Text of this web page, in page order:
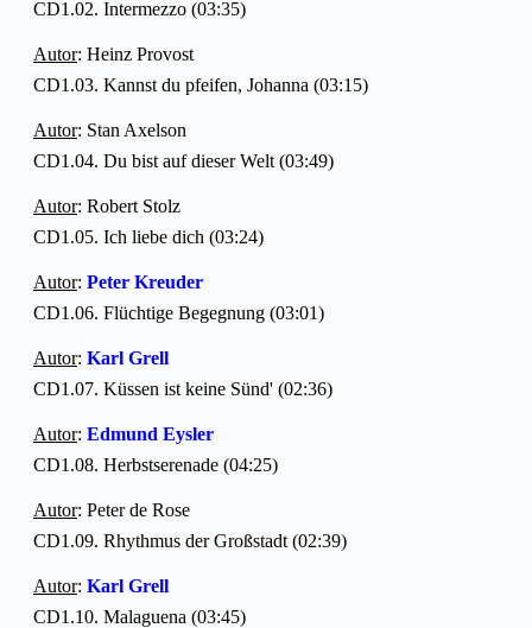
CD1.02. Intermezzo (03:35)
Autor: Heinz Provost
CD1.03. Kannst du pfeifen, Johanna (03:15)
Autor: Stan Axelson
CD1.04. Du bist auf dieser Welt (03:49)
Autor: Robert Stolz
CD1.05. Ich liebe dich (03:24)
Autor: Peter Kreuder
CD1.06. Flüchtige Begegnung (03:01)
Autor: Karl Grell
CD1.07. Küssen ist keine Sünd' (02:36)
Autor: Edmund Eysler
CD1.08. Herbstserenade (04:25)
Autor: Peter de Rose
CD1.09. Rhythmus der Großstadt (02:39)
Autor: Karl Grell
CD1.10. Malaguena (03:45)